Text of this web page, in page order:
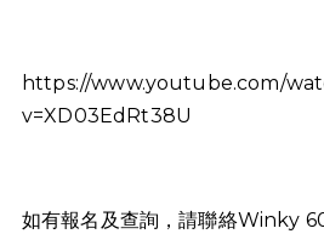
https://www.youtube.com/
v=XD03EdRt38U
如有報名及查詢，請聯絡Winky